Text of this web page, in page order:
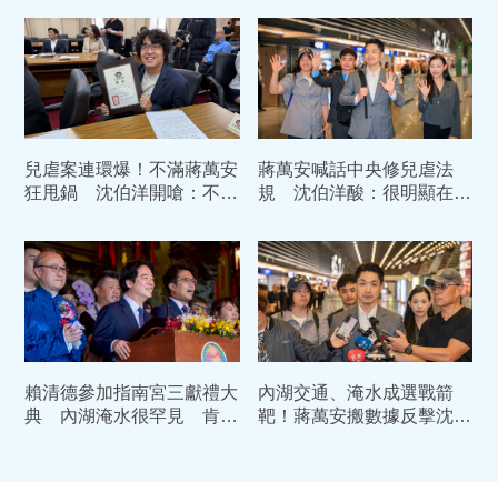
兒虐案連環爆！不滿蔣萬安
狂甩鍋 沈伯洋開嗆：不如
蔣萬安喊話中央修兒虐法
規 沈伯洋酸：很明顯在找
賴清德參加指南宮三獻禮大
典 內湖淹水很罕見 肯定
內湖交通、淹水成選戰箭
靶！蔣萬安搬數據反擊沈伯